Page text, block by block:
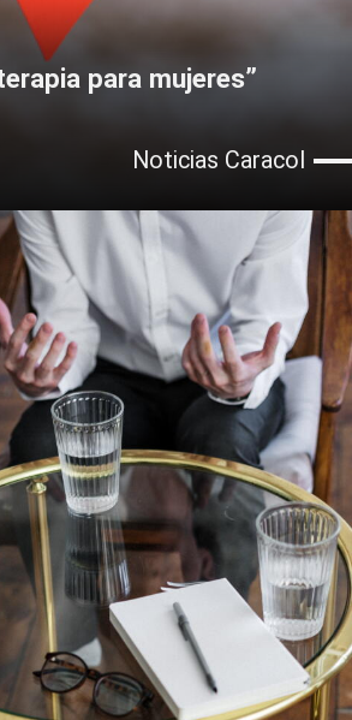
para mujeres”
Noticias Caracol